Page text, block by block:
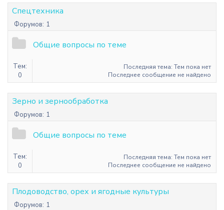
Спецтехника
Форумов: 1
Общие вопросы по теме
Тем:
0
Последняя тема: Тем пока нет
Последнее сообщение не найдено
Зерно и зернообработка
Форумов: 1
Общие вопросы по теме
Тем:
0
Последняя тема: Тем пока нет
Последнее сообщение не найдено
Плодоводство, орех и ягодные культуры
Форумов: 1